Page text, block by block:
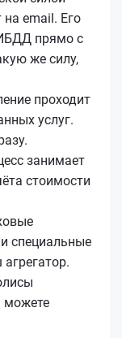
email. Его
прямо с
же силу,
проходит
услуг.
занимает
стоимости
специальные
можете